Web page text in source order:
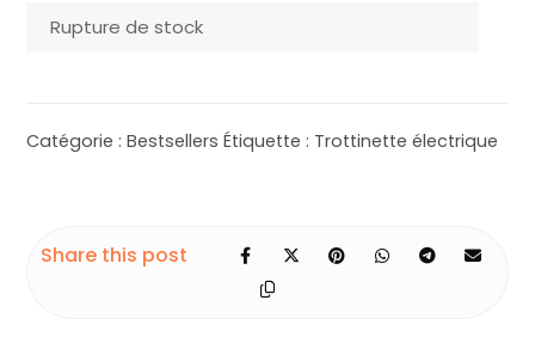
Rupture de stock
Catégorie :Bestsellers Étiquette : Trottinette électrique